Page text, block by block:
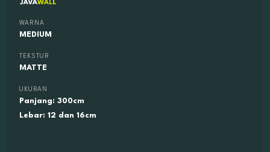
WARNA
MEDIUM
TEKSTUR
MATTE
UKURAN
Panjang: 300cm
Lebar: 12 dan 16cm